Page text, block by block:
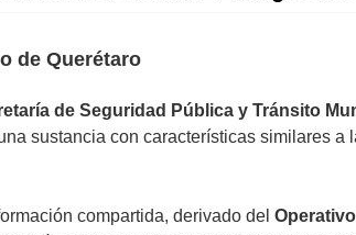
de Querétaro
de Seguridad Pública y Tránsito
sustancia con características similares a
compartida, derivado del